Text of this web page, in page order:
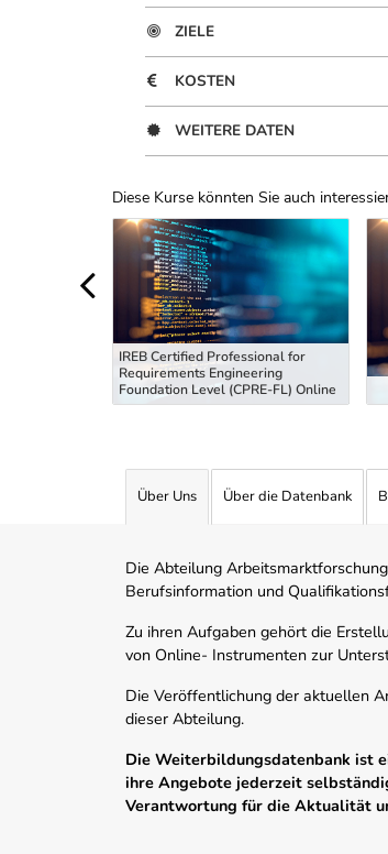
ZIELE
KOSTEN
WEITERE DATEN
Diese Kurse könnten Sie auch
Uber Weiterbildungsvorschläge
IREB Certified Professional for
Requirements Engineering
Foundation Level (CPRE-FL) Online
Über Uns Über die Datenbank
Die Abteilung
Berufsinformation und
Zu ihren Aufgaben gehört die
von Online- Instrumenten zur
Die Veröffentlichung der aktuellen
dieser Abteilung.
Die Weiterbildungsdatenbank ist
ihre Angebote jederzeit
Verantwortung für die Aktualität